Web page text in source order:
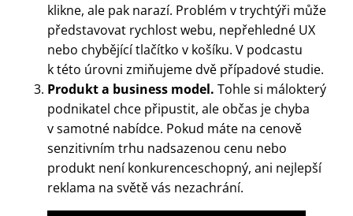
klikne, ale pak narazí. Problém v trychtýři může
představovat rychlost webu, nepřehledné UX
nebo chybějící tlačítko v košíku. V podcastu
k této úrovni zmiňujeme dvě případové studie.
Produkt a business model. Tohle si málokterý
podnikatel chce připustit, ale občas je chyba
v samotné nabídce. Pokud máte na cenově
senzitivním trhu nadsazenou cenu nebo
produkt není konkurenceschopný, ani nejlepší
reklama na světě vás nezachrání.